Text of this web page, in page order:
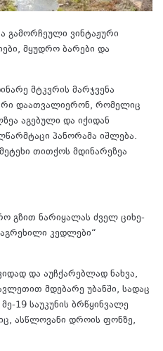
გამორჩეული ვინტაჟური
მყუდრო ბარები და
მტკვრის მარჯვენა
დაათვალიერონ, რომელიც
აგებული და იქიდან
პანორამა იშლება.
თითქოს მდინარეზეა
გზით ნარიყალას ძველ ციხე-
კედლები“
და აუჩქარებლად ნახვა,
მდებარე უბანში, სადაც
19 საუკუნის ბრწყინვალე
ასწლოვანი დროის ფონზე,